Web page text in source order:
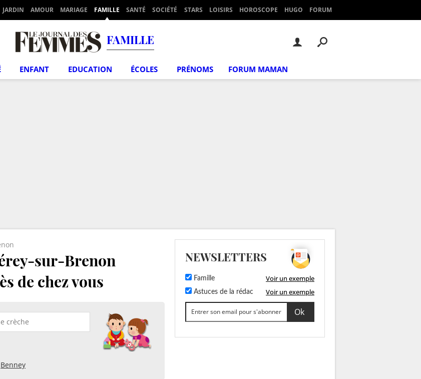
JARDIN AMOUR MARIAGE FAMILLE SANTÉ SOCIÉTÉ STARS LOISIRS HOROSCOPE HUGO FORUM
FAMILLE
ENFANT EDUCATION ÉCOLES PRÉNOMS FORUM MAMAN
sur-Brenon
de chez vous
Benney
NEWSLETTERS
Famille Voir un exemple
Astuces de la rédac Voir un exemple